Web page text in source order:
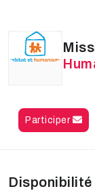
Participer
Disponibilité